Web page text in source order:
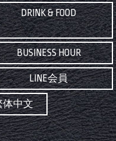
DRINK & FOOD
BUSINESS HOUR
LINE会員
体中文